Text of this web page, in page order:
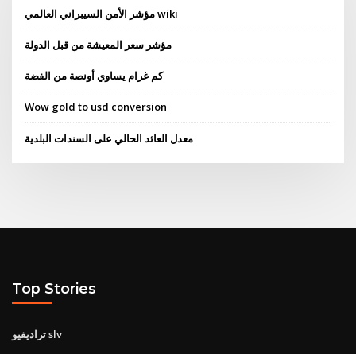
مؤشر الأمن السيبراني العالمي wiki
مؤشر سعر المعيشة من قبل الدولة
كم غرام يساوي أونصة من الفضة
Wow gold to usd conversion
معدل العائد الحالي على السندات البلدية
Top Stories
تراديفيو slv